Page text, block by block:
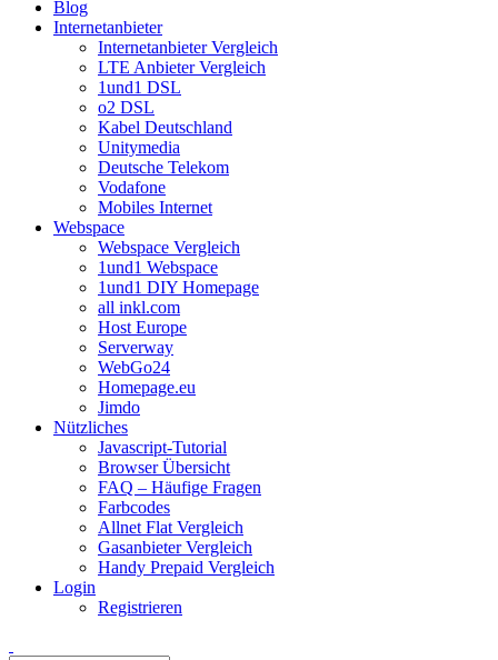
Blog
Internetanbieter
Internetanbieter Vergleich
LTE Anbieter Vergleich
1und1 DSL
o2 DSL
Kabel Deutschland
Unitymedia
Deutsche Telekom
Vodafone
Mobiles Internet
Webspace
Webspace Vergleich
1und1 Webspace
1und1 DIY Homepage
all inkl.com
Host Europe
Serverway
WebGo24
Homepage.eu
Jimdo
Nützliches
Javascript-Tutorial
Browser Übersicht
FAQ – Häufige Fragen
Farbcodes
Allnet Flat Vergleich
Gasanbieter Vergleich
Handy Prepaid Vergleich
Login
Registrieren